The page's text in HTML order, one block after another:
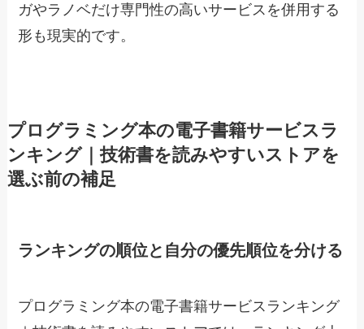
ガやラノベだけ専門性の高いサービスを併用する
形も現実的です。
プログラミング本の電子書籍サービスラ
ンキング｜技術書を読みやすいストアを
選ぶ前の補足
ランキングの順位と自分の優先順位を分ける
プログラミング本の電子書籍サービスランキング